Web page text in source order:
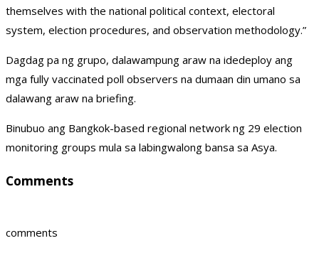
themselves with the national political context, electoral
system, election procedures, and observation methodology.”
Dagdag pa ng grupo, dalawampung araw na idedeploy ang
mga fully vaccinated poll observers na dumaan din umano sa
dalawang araw na briefing.
Binubuo ang Bangkok-based regional network ng 29 election
monitoring groups mula sa labingwalong bansa sa Asya.
Comments
comments